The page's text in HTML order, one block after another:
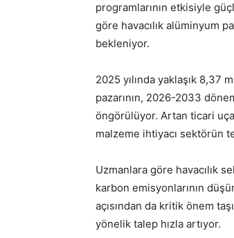
programlarının etkisiyle
göre havacılık alüminyum
bekleniyor.
2025 yılında yaklaşık
pazarının, 2026-2033
öngörülüyor. Artan ticari
malzeme ihtiyacı sektörün
Uzmanlara göre havacılık
karbon emisyonlarının
açısından da kritik önem
yönelik talep hızla artıyor.